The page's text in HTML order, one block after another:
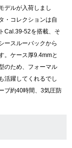
デルが入荷しまし
・コレクションは自
Cal.39-52を搭載、そ
ースルーバックから
。ケース厚9.4mmと
のため、フォーマル
活躍してくれるでし
ブ約40時間、3気圧防